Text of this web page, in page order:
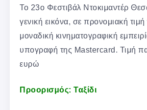
Το 23ο Φεστιβάλ Ντοκιμαντέρ
γενική εικόνα, σε προνομιακή τιμή
μοναδική κινηματογραφική
υπογραφή της Mastercard. Τιμή
ευρώ
Προορισμός: Ταξίδι